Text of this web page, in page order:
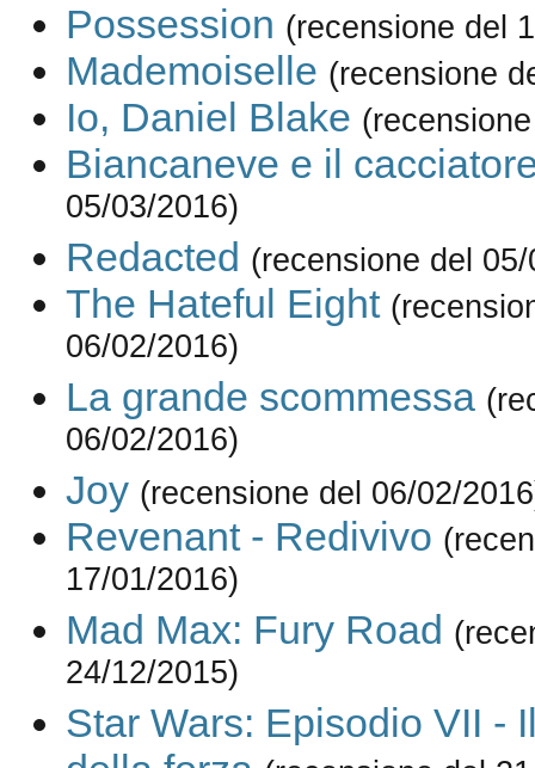
Possession (recensione del
Mademoiselle (recensione
Io, Daniel Blake
Biancaneve e il
05/03/2016)
Redacted (recensione del
The Hateful Eight
06/02/2016)
La grande scommessa
06/02/2016)
Joy (recensione del 06/02/
Revenant - Redivivo
17/01/2016)
Mad Max: Fury Road
24/12/2015)
Star Wars: Episodio VII -